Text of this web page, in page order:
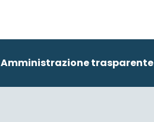
Amministrazione trasparente